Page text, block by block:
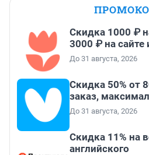
Скидка 1000 ₽
3000 ₽ на
До 31 августа, 2026
Скидка 50% от
заказ,
До 31 августа, 2026
Скидка 11% на
английского